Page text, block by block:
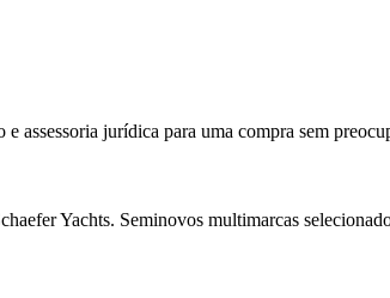
assessoria jurídica para uma compra sem
Yachts. Seminovos multimarcas